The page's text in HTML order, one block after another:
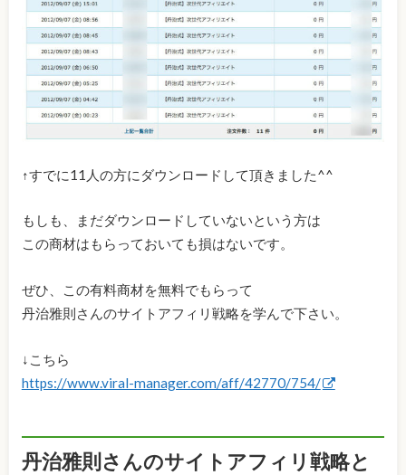
↑すでに11人の方にダウンロードして頂きました^^
もしも、まだダウンロードしていないという方は
この商材はもらっておいても損はないです。
ぜひ、この有料商材を無料でもらって
丹治雅則さんのサイトアフィリ戦略を学んで下さい。
↓こちら
https://www.viral-manager.com/aff/42770/754/
丹治雅則さんのサイトアフィリ戦略と